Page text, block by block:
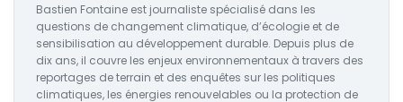
Bastien Fontaine est journaliste spécialisé dans les
questions de changement climatique, d’écologie et de
sensibilisation au développement durable. Depuis plus de
dix ans, il couvre les enjeux environnementaux à travers des
reportages de terrain et des enquêtes sur les politiques
climatiques, les énergies renouvelables ou la protection de